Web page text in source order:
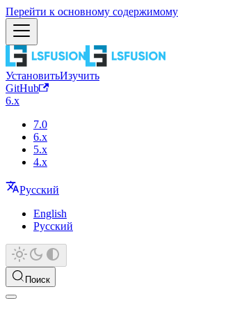
Перейти к основному содержимому
УстановитьИзучить
GitHub
6.x
7.0
6.x
5.x
4.x
Русский
English
Русский
Поиск